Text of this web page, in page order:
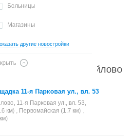
Больницы
Магазины
другие новостройки
Северное Измайлово
11-я Парковая ул., вл. 53
11-я Парковая ул., вл. 53,
км) , Первомайская (1.7 км) ,